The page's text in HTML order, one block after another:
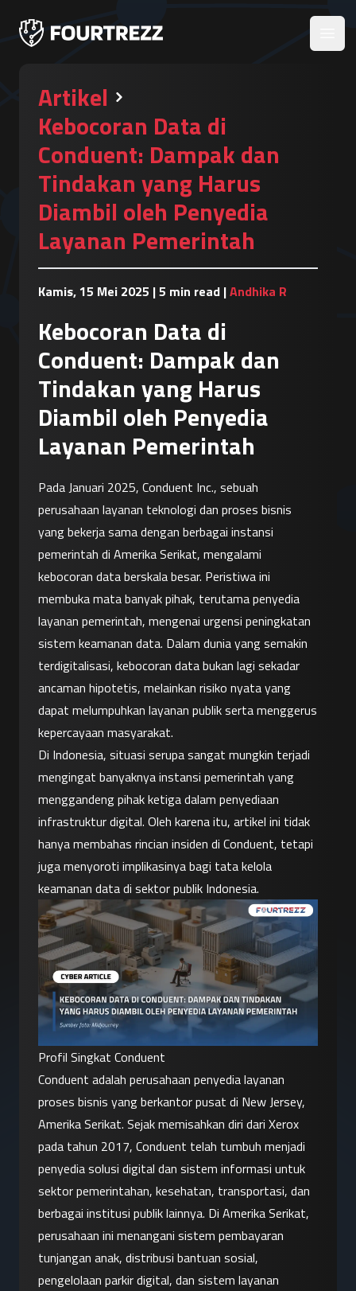
Artikel
Kebocoran Data di
Conduent: Dampak dan
Tindakan yang Harus
Diambil oleh Penyedia
Layanan Pemerintah
Kamis, 15 Mei 2025 |5 min read |Andhika R
Kebocoran Data di
Conduent: Dampak dan
Tindakan yang Harus
Diambil oleh Penyedia
Layanan Pemerintah
Pada Januari 2025, Conduent Inc., sebuah
perusahaan layanan teknologi dan proses bisnis
yang bekerja sama dengan berbagai instansi
pemerintah di Amerika Serikat, mengalami
kebocoran data berskala besar. Peristiwa ini
membuka mata banyak pihak, terutama penyedia
layanan pemerintah, mengenai urgensi peningkatan
sistem keamanan data. Dalam dunia yang semakin
terdigitalisasi, kebocoran data bukan lagi sekadar
ancaman hipotetis, melainkan risiko nyata yang
dapat melumpuhkan layanan publik serta menggerus
kepercayaan masyarakat.
Di Indonesia, situasi serupa sangat mungkin terjadi
mengingat banyaknya instansi pemerintah yang
menggandeng pihak ketiga dalam penyediaan
infrastruktur digital. Oleh karena itu, artikel ini tidak
hanya membahas rincian insiden di Conduent, tetapi
juga menyoroti implikasinya bagi tata kelola
keamanan data di sektor publik Indonesia.
Profil Singkat Conduent
Conduent adalah perusahaan penyedia layanan
proses bisnis yang berkantor pusat di New Jersey,
Amerika Serikat. Sejak memisahkan diri dari Xerox
pada tahun 2017, Conduent telah tumbuh menjadi
penyedia solusi digital dan sistem informasi untuk
sektor pemerintahan, kesehatan, transportasi, dan
berbagai institusi publik lainnya. Di Amerika Serikat,
perusahaan ini menangani sistem pembayaran
tunjangan anak, distribusi bantuan sosial,
pengelolaan parkir digital, dan sistem layanan